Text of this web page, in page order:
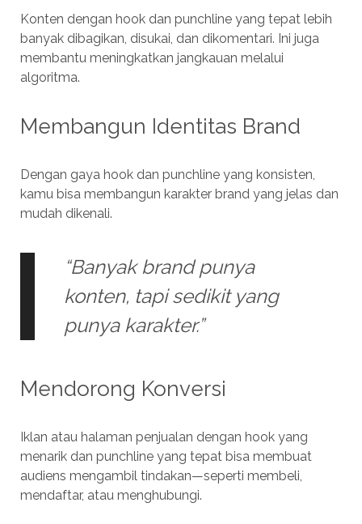
Konten dengan hook dan punchline yang tepat lebih
banyak dibagikan, disukai, dan dikomentari. Ini juga
membantu meningkatkan jangkauan melalui
algoritma.
Membangun Identitas Brand
Dengan gaya hook dan punchline yang konsisten,
kamu bisa membangun karakter brand yang jelas dan
mudah dikenali.
“Banyak brand punya
konten, tapi sedikit yang
punya karakter.”
Mendorong Konversi
Iklan atau halaman penjualan dengan hook yang
menarik dan punchline yang tepat bisa membuat
audiens mengambil tindakan—seperti membeli,
mendaftar, atau menghubungi.